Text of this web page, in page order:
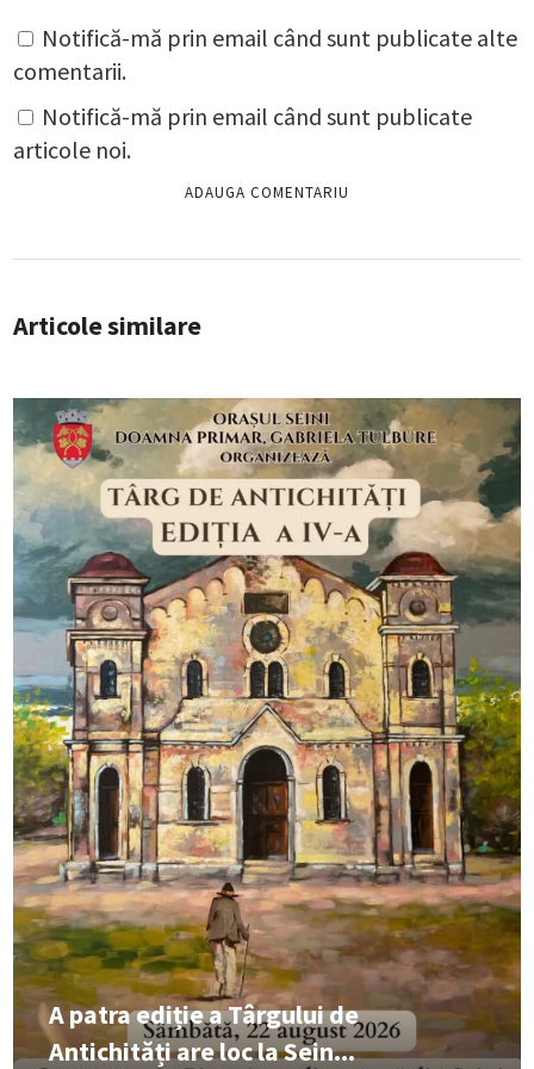
Notifică-mă prin email când sunt publicate alte
comentarii.
Notifică-mă prin email când sunt publicate
articole noi.
Articole similare
A patra ediție a Târgului de
Antichități are loc la Sein...